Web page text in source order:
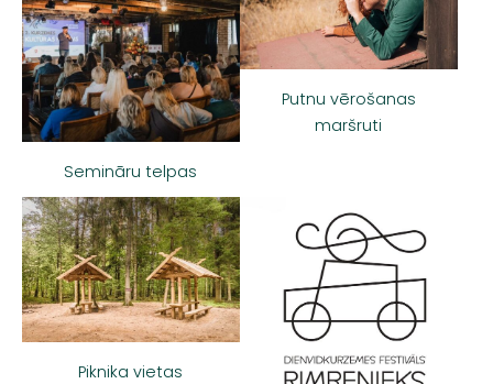
Semināru telpas
Putnu vērošanas
maršruti
Piknika vietas